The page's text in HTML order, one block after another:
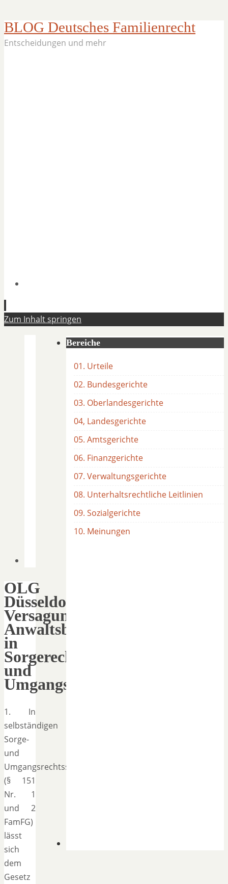
BLOG Deutsches Familienrecht
Entscheidungen und mehr
Zum Inhalt springen
OLG
Düsseldorf:
Versagung
Anwaltsbeiordnung
in
Sorgerechtssachen
und
Umgangssachen
1. In
selbständigen
Sorge-
und
Umgangsrechtssachen
(§ 151
Nr. 1
und 2
FamFG)
lässt
sich
dem
Gesetz
Bereiche
01. Urteile
02. Bundesgerichte
03. Oberlandesgerichte
04, Landesgerichte
05. Amtsgerichte
06. Finanzgerichte
07. Verwaltungsgerichte
08. Unterhaltsrechtliche Leitlinien
09. Sozialgerichte
10. Meinungen